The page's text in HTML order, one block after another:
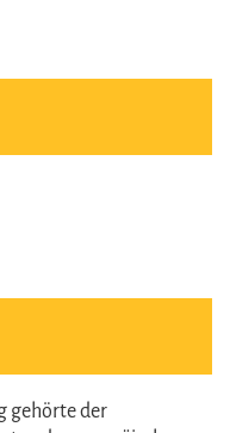
gehörte der